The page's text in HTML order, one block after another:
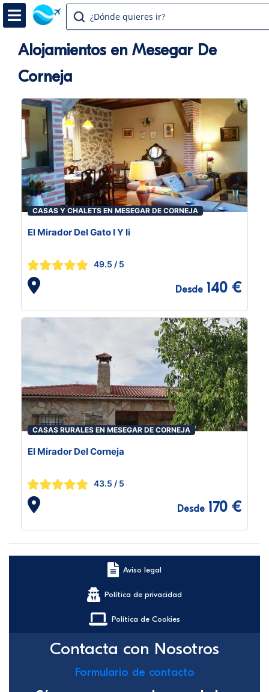
¿Dónde quieres ir?
Alojamientos en Mesegar De
Corneja
CASAS Y CHALETS EN MESEGAR DE CORNEJA
El Mirador Del Gato I Y Ii
49.5 / 5
Desde 140 €
CASAS RURALES EN MESEGAR DE CORNEJA
El Mirador Del Corneja
43.5 / 5
Desde 170 €
Aviso legal
Política de privacidad
Política de Cookies
Contacta con Nosotros
Formulario de contacto